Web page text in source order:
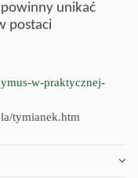
unikać
postaci
w-praktycznej-
tymianek.htm